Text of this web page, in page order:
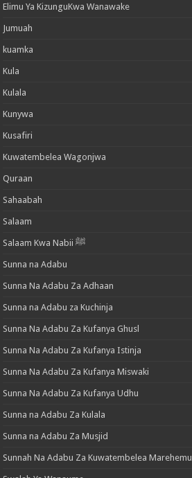
Elimu Ya KizunguKwa Wanawake
Jumuah
kuamka
Kula
Kulala
Kunywa
Kusafiri
Kuwatembelea Wagonjwa
Quraan
Sahaabah
Salaam
Salaam Kwa Nabii ﷺ
Sunna na Adabu
Sunna Na Adabu Za Adhaan
Sunna na Adabu za Kuchinja
Sunna Na Adabu Za Kufanya Ghusl
Sunna Na Adabu Za Kufanya Istinja
Sunna Na Adabu Za Kufanya Miswaki
Sunna Na Adabu Za Kufanya Udhu
Sunna na Adabu Za Kulala
Sunna na Adabu Za Musjid
Sunnah Na Adabu Za Kuwatembelea Marehemu